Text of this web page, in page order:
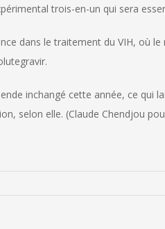
trois-en-un qui sera
dans le traitement du VIH, où
inchangé cette année, ce qui
selon elle. (Claude Chendjou